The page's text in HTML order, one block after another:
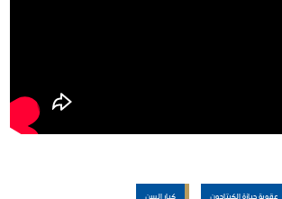
عقوبة حيازة الكبتاجون كبار السن